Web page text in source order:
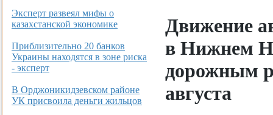
Эксперт развеял мифы о
казахстанской экономике
Приблизительно 20 банков
Украины находятся в зоне риска
- эксперт
В Орджоникидзевском районе
УК присвоила деньги жильцов
Движение
в Нижнем
дорожным
августа